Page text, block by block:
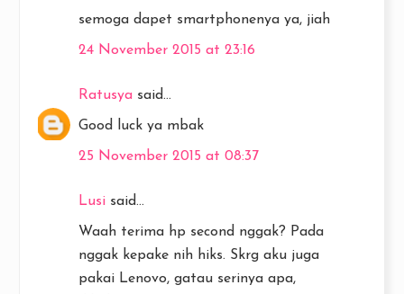
semoga dapet smartphonenya ya, jiah
24 November 2015 at 23:16
Ratusya said...
Good luck ya mbak
25 November 2015 at 08:37
Lusi said...
Waah terima hp second nggak? Pada
nggak kepake nih hiks. Skrg aku juga
pakai Lenovo, gatau serinya apa,